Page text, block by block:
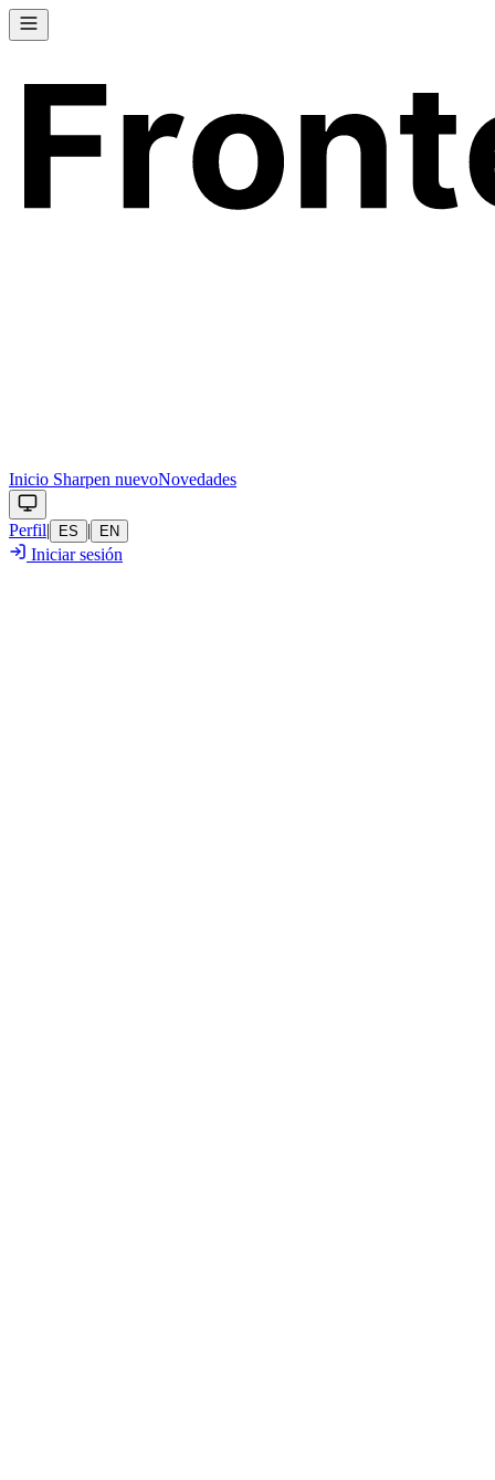
Inicio Sharpen nuevoNovedades
Perfil| ES | EN
Iniciar sesión